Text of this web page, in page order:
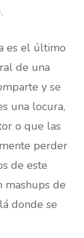
es el último
de una
y se
una locura,
o que las
perder
de este
mashups de
donde se